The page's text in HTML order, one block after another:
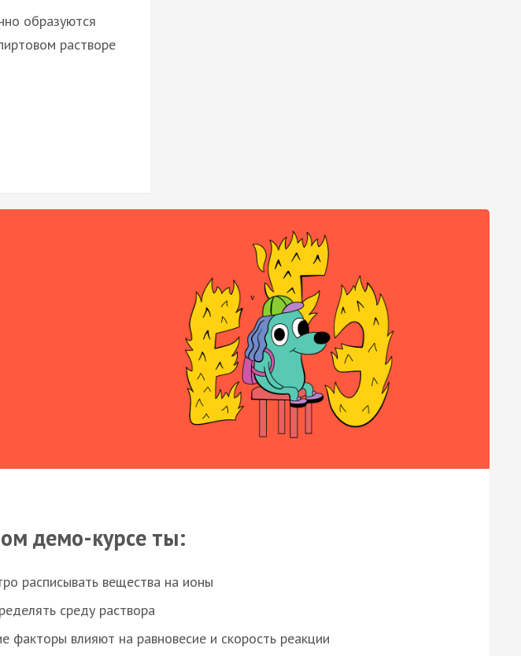
образуются
растворе
демо-курсе ты:
расписывать вещества на ионы
среду раствора
факторы влияют на равновесие и скорость реакции